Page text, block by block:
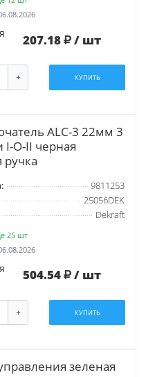
207.18 / шт
+ КУПИТЬ
ALC-3 22мм 3
I-O-II черная
9811253
25056DEK
Dekraft
25 шт
504.54 / шт
+ КУПИТЬ
зеленая